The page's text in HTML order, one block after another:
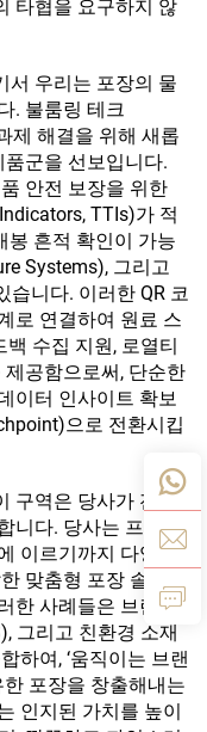
타협을 요구하지 않
서 우리는 포장의 물
. 불룸링 테크
제 해결을 위해 새롭
군을 선보입니다.
안전 보장을 위한
TTIs)가 적
봉 흔적 확인이 가능
Systems), 그리고
습니다. 이러한 QR 코
로 연결하여 원료 스
백 수집 지원, 로열티
공함으로써, 단순한
이터 인사이트 확보
으로 전환시킵
구역은 당사가 전략
니다. 당사는 프리미
이르기까지 다양한
맞춤형 포장 솔루션
한 사례들은 브랜드
그리고 친환경 소재
하여, ‘움직이는 브랜
포장을 창출해내는
인지된 가치를 높이